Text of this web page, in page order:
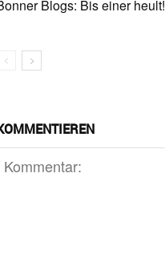
Blogs: Bis einer heult!